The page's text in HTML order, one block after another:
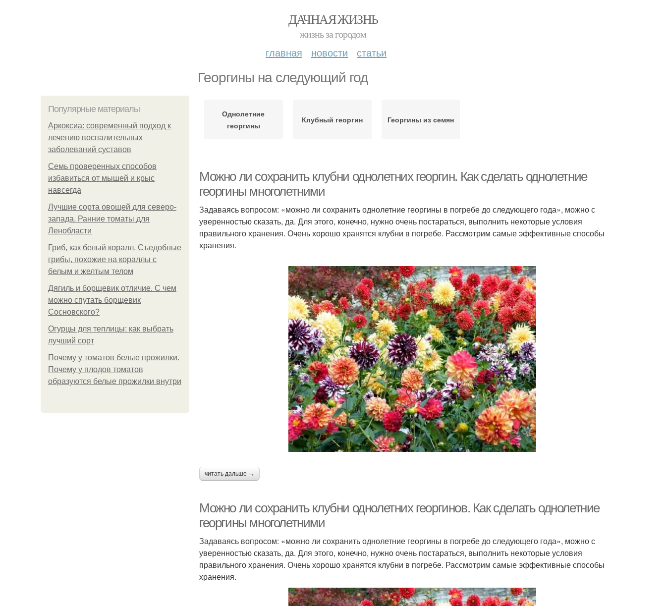
ДАЧНАЯ ЖИЗНЬ
жизнь за городом
главная новости статьи
Георгины на следующий год
Популярные материалы
Аркоксиа: современный подход к
лечению воспалительных
заболеваний суставов
Семь проверенных способов
избавиться от мышей и крыс
навсегда
Лучшие сорта овощей для северо-
запада. Ранние томаты для
Ленобласти
Гриб, как белый коралл. Съедобные
грибы, похожие на кораллы с
белым и желтым телом
Дягиль и борщевик отличие. С чем
можно спутать борщевик
Сосновского?
Огурцы для теплицы: как выбрать
лучший сорт
Почему у томатов белые прожилки.
Почему у плодов томатов
образуются белые прожилки внутри
Однолетние
георгины
Клубный георгин Георгины из семян
Можно ли сохранить клубни однолетних георгин. Как сделать однолетние
георгины многолетними
Задаваясь вопросом: «можно ли сохранить однолетние георгины в погребе до следующего года», можно с
уверенностью сказать, да. Для этого, конечно, нужно очень постараться, выполнить некоторые условия
правильного хранения. Очень хорошо хранятся клубни в погребе. Рассмотрим самые эффективные способы
хранения.
читать дальше →
Можно ли сохранить клубни однолетних георгинов. Как сделать однолетние
георгины многолетними
Задаваясь вопросом: «можно ли сохранить однолетние георгины в погребе до следующего года», можно с
уверенностью сказать, да. Для этого, конечно, нужно очень постараться, выполнить некоторые условия
правильного хранения. Очень хорошо хранятся клубни в погребе. Рассмотрим самые эффективные способы
хранения.